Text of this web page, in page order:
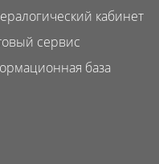
кабинет
сервис
база